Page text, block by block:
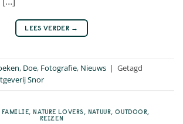
LEES VERDER →
, Doe, Fotografie, Nieuws | Getagd
Snor
FAMILIE NATURE LOVERS NATUUR ,OUTDOOR
REIZEN